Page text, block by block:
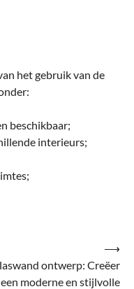
het gebruik van de
beschikbaar;
interieurs;
ontwerp: Creëer
een moderne en stijlvolle
⟶